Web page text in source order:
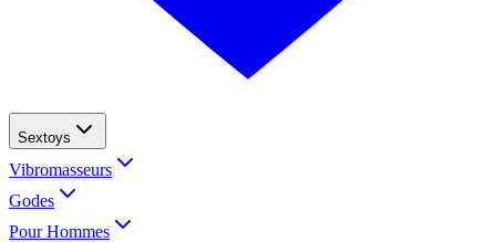
Sextoys
Vibromasseurs
Godes
Pour Hommes